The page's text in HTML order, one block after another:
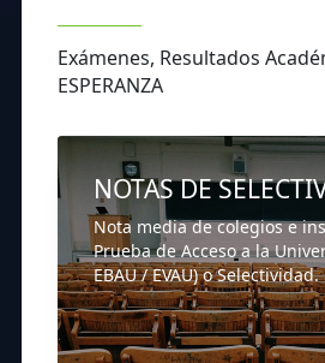
Exámenes, Resultados
ESPERANZA
NOTAS DE
Nota media de colegios e
Prueba de Acceso a la
EBAU / EVAU) o Selectividad.